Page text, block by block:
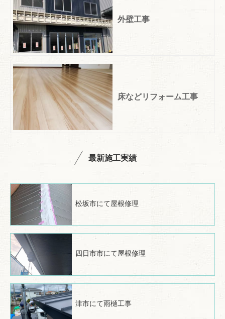
外壁工事
床などリフォーム工事
最新施工実績
松坂市にて屋根修理
四日市市にて屋根修理
津市にて雨樋工事